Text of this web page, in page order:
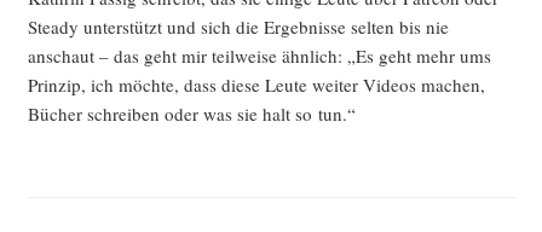
Ste­ady unter­stützt und sich die Ergeb­nis­se sel­ten bis nie
anschaut – das geht mir teil­wei­se ähn­lich: „Es geht mehr ums
Prin­zip, ich möch­te, dass die­se Leu­te wei­ter Vide­os machen,
Bücher schrei­ben oder was sie halt so tun.“